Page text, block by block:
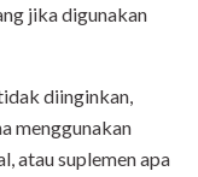
jika digunakan
diinginkan,
menggunakan
atau suplemen apa